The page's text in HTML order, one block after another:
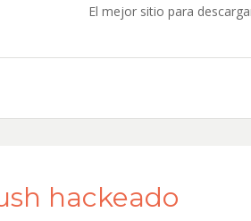
El mejor sitio para
hackeado